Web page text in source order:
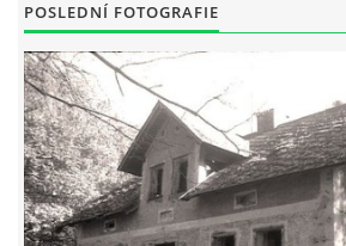
O NÁS
DŮL NA SLÍDU (NA KOLE)
Kontakt:
POSLEDNÍ FOTOGRAFIE